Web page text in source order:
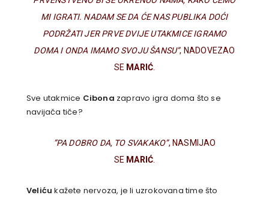
MI IGRATI. NADAM SE DA ĆE NAS PUBLIKA DOĆI
PODRŽATI JER PRVE DVIJE UTAKMICE IGRAMO
DOMA I ONDA IMAMO SVOJU ŠANSU”, NADOVEZAO
SE MARIĆ.
Sve utakmice Cibona zapravo igra doma što se
navijača tiče?
”PA DOBRO DA, TO SVAKAKO”, NASMIJAO
SE MARIĆ.
Veliću kažete nervoza, je li uzrokovana time što